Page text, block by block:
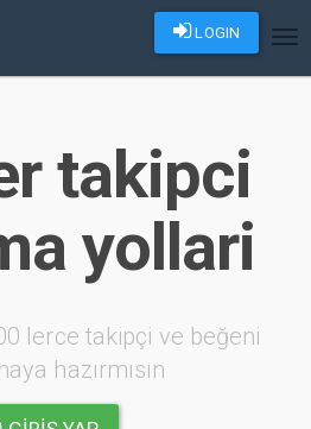
LOGIN
takipci
yollari
lerce takipçi ve beğeni
hazırmısın